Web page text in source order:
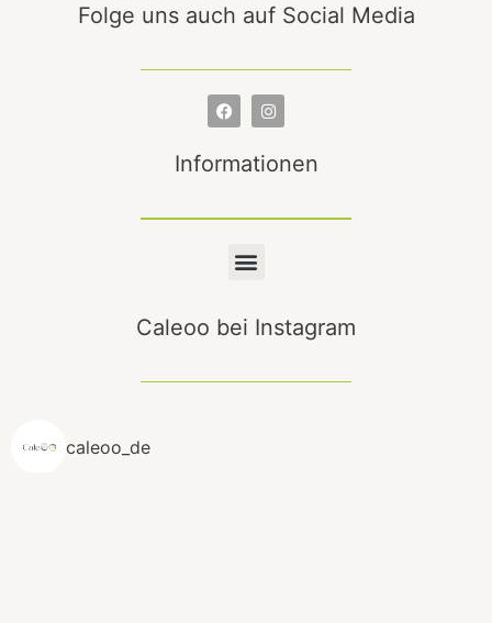
Folge uns auch auf Social Media
F
a
b
k
I
n
a
a
Informationen
Menü
Caleoo bei Instagram
caleoo_de